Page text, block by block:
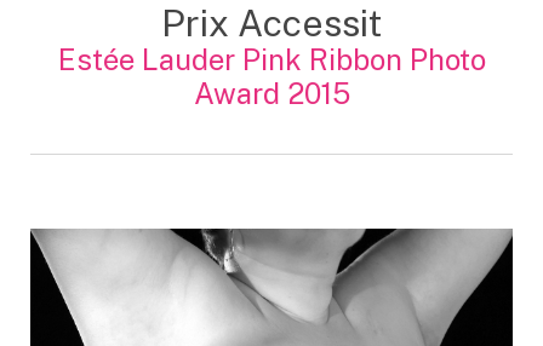
Prix Accessit
Estée Lauder Pink Ribbon Photo
Award 2015